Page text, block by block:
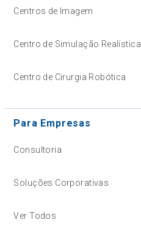
Centros de Imagem
Centro de Simulação Realística
Centro de Cirurgia Robótica
Para Empresas
Consultoria
Soluções Corporativas
Ver Todos